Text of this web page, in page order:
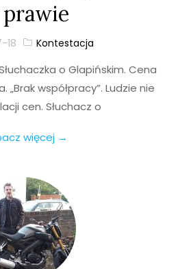
18 Kontestacja
o Glapińskim. Cena
współpracy”. Ludzie nie
cen. Słuchacz o
więcej →